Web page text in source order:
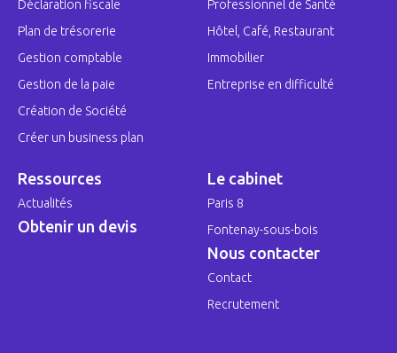
Déclaration fiscale
Plan de trésorerie
Gestion comptable
Gestion de la paie
Création de Société
Créer un business plan
Professionnel de Santé
Hôtel, Café, Restaurant
Immobilier
Entreprise en difficulté
Ressources
Actualités
Obtenir un devis
Le cabinet
Paris 8
Fontenay-sous-bois
Nous contacter
Contact
Recrutement